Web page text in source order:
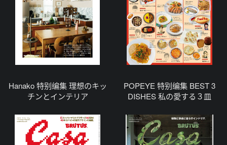
Hanako 特别编集 理想のキッ
チンとインテリア
POPEYE 特别编集 BEST 3
DISHES 私の愛する３皿